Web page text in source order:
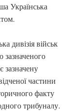
Українська
дивізія військ
зазначену
частини
факту
трибуналу.